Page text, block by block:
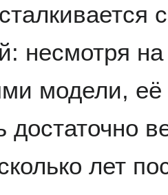
несмотря
модели,
достаточно
лет